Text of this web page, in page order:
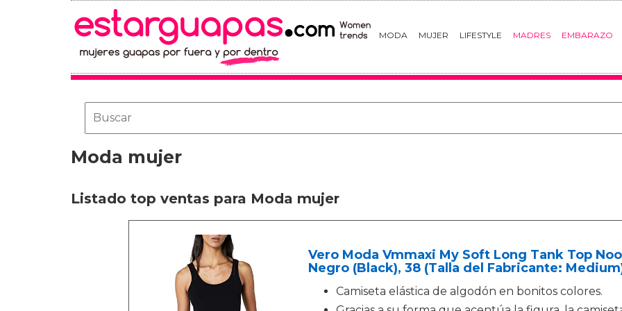
MODA MUJER LIFESTYLE MADRES EMBARAZO
Moda mujer
Listado top ventas para Moda mujer
Vero Moda Vmmaxi My Soft Long Tank Top
Negro (Black), 38 (Talla del Fabricante:
Camiseta elástica de algodón en bonitos colores.